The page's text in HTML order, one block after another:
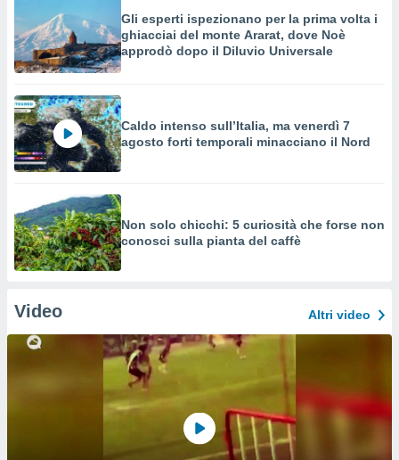
Gli esperti ispezionano per la prima volta i
ghiacciai del monte Ararat, dove Noè
approdò dopo il Diluvio Universale
Caldo intenso sull’Italia, ma venerdì 7
agosto forti temporali minacciano il Nord
Non solo chicchi: 5 curiosità che forse non
conosci sulla pianta del caffè
Video Altri video